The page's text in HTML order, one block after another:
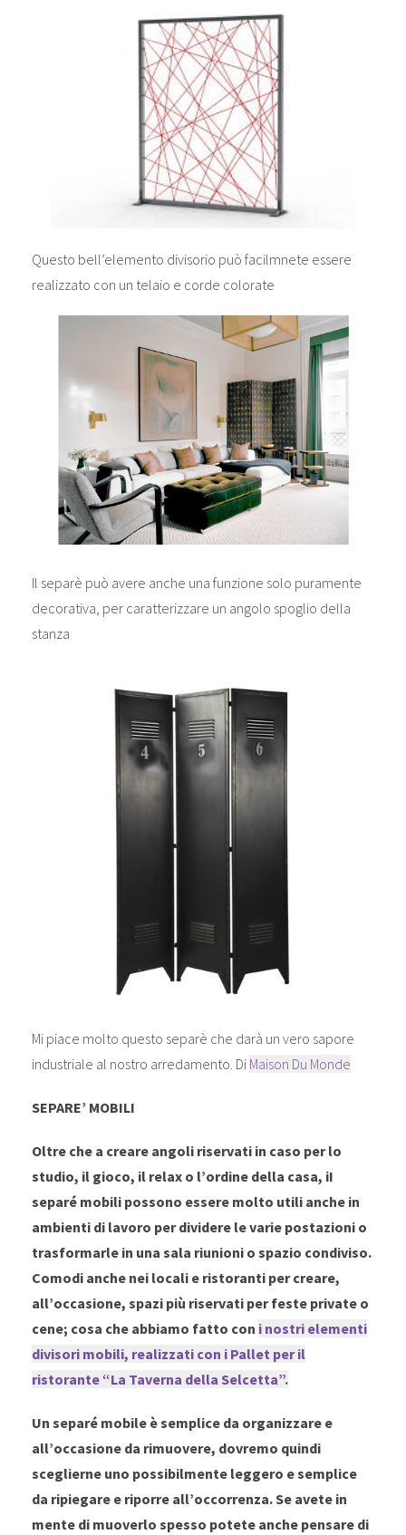
Questo bell’elemento divisorio può facilmnete essere
realizzato con un telaio e corde colorate
Il separè può avere anche una funzione solo puramente
decorativa, per caratterizzare un angolo spoglio della
stanza
Mi piace molto questo separè che darà un vero sapore
industriale al nostro arredamento. Di Maison Du Monde
SEPARE’ MOBILI
Oltre che a creare angoli riservati in caso per lo
studio, il gioco, il relax o l’ordine della casa, iI
separé mobili possono essere molto utili anche in
ambienti di lavoro per dividere le varie postazioni o
trasformarle in una sala riunioni o spazio condiviso.
Comodi anche nei locali e ristoranti per creare,
all’occasione, spazi più riservati per feste private o
cene; cosa che abbiamo fatto con i nostri elementi
divisori mobili, realizzati con i Pallet per il
ristorante “La Taverna della Selcetta”.
Un separé mobile è semplice da organizzare e
all’occasione da rimuovere, dovremo quindi
sceglierne uno possibilmente leggero e semplice
da ripiegare e riporre all’occorrenza. Se avete in
mente di muoverlo spesso potete anche pensare di